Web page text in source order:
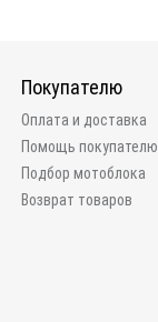
Покупателю
Оплата и доставка
Помощь покупателю
Подбор мотоблока
Возврат товаров